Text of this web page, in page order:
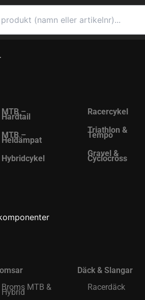
MTB –
Hardtail
MTB –
Heldämpat
Hybridcykel
Racercykel
Triathlon &
Tempo
Gravel &
Cyclocross
Broms MTB &
Hybrid
Däck & Slangar
Racerdäck